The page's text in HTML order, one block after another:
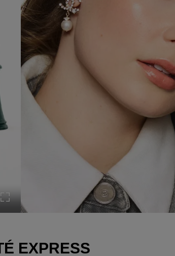
Activer le mode plein écran
EXPRESS